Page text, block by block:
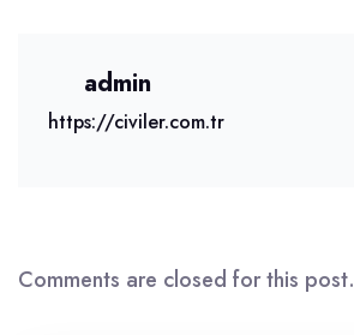
admin
https://civiler.com.tr
Comments are closed for this post.